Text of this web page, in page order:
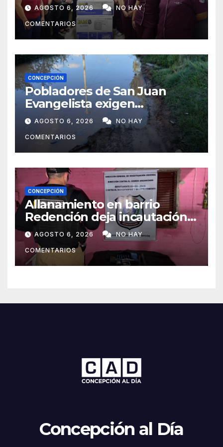
Concepción
AGOSTO 6, 2026 NO HAY
COMENTARIOS
CONCEPCIÓN
Pobladores de San Juan
Evangelista exigen
reparación urgente de
caminos vecinales
AGOSTO 6, 2026 NO HAY
COMENTARIOS
CONCEPCIÓN
Allanamiento en barrio
Redención deja incautación
de presunta cocaína tipo
crack en Concepción
AGOSTO 6, 2026 NO HAY
COMENTARIOS
Concepción al Día